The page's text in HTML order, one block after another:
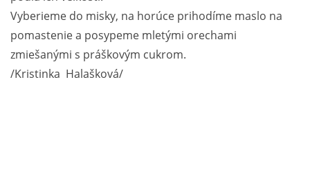
Vyberieme do misky, na horúce prihodíme maslo na
pomastenie a posypeme mletými orechami
zmiešanými s práškovým cukrom.
/Kristinka Halašková/‎